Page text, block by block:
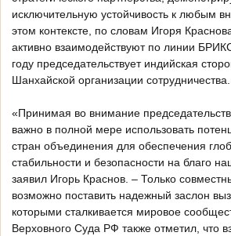
исключительную устойчивость к любым
этом контексте, по словам Игоря
активно взаимодействуют по линии
году председательствует индийская
Шанхайской организации сотрудничества.
«Принимая во внимание
важно в полной мере использовать
стран объединения для обеспечения
стабильности и безопасности на благо
заявил Игорь Краснов. – Только
возможно поставить надежный заслон
которыми сталкивается мировое
Верховного Суда РФ также отметил, что